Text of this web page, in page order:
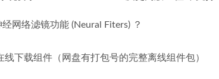
网络滤镜功能 (Neural Fiters) ？
下载组件（网盘有打包号的完整离线组件包）